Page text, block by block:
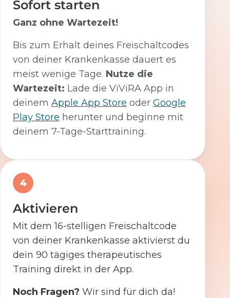
Sofort starten
Ganz ohne Wartezeit!
Bis zum Erhalt deines Freischaltcodes
von deiner Krankenkasse dauert es
meist wenige Tage. Nutze die
Wartezeit: Lade die ViViRA App in
deinem Apple App Store oder Google
Play Store herunter und beginne mit
deinem 7-Tage-Starttraining.
4
Aktivieren
Mit dem 16-stelligen Freischaltcode
von deiner Krankenkasse aktivierst du
dein 90 tägiges therapeutisches
Training direkt in der App.
Noch Fragen? Wir sind für dich da!